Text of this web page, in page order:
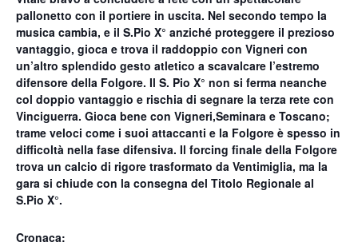
pallonetto con il portiere in uscita. Nel secondo tempo la
musica cambia, e il S.Pio X° anziché proteggere il prezioso
vantaggio, gioca e trova il raddoppio con Vigneri con
un’altro splendido gesto atletico a scavalcare l’estremo
difensore della Folgore. Il S. Pio X° non si ferma neanche
col doppio vantaggio e rischia di segnare la terza rete con
Vinciguerra. Gioca bene con Vigneri,Seminara e Toscano;
trame veloci come i suoi attaccanti e la Folgore è spesso in
difficoltà nella fase difensiva. Il forcing finale della Folgore
trova un calcio di rigore trasformato da Ventimiglia, ma la
gara si chiude con la consegna del Titolo Regionale al
S.Pio X°.
Cronaca: